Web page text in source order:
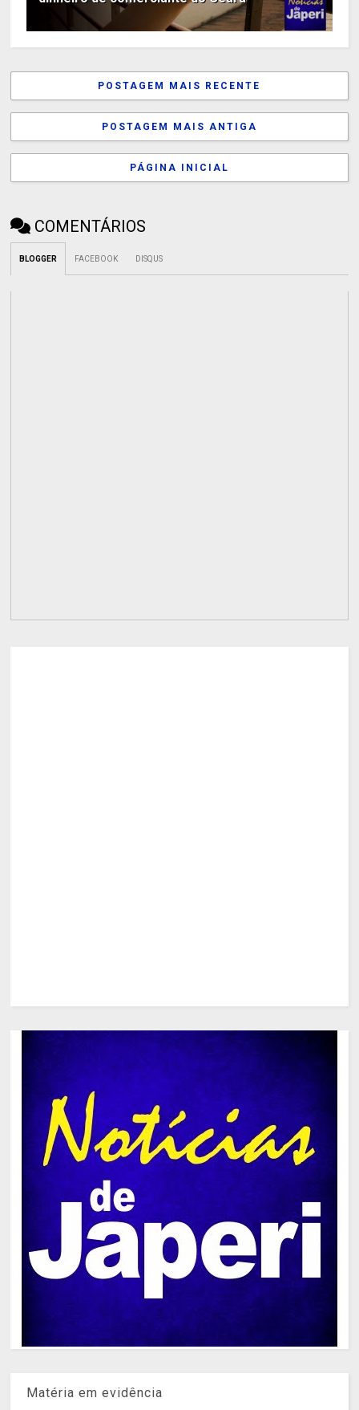
POSTAGEM MAIS RECENTE
POSTAGEM MAIS ANTIGA
PÁGINA INICIAL
COMENTÁRIOS
BLOGGER FACEBOOK DISQUS
Matéria em evidência